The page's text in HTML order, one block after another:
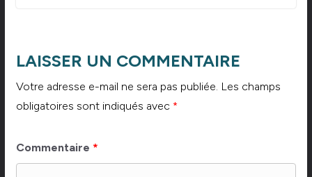
LAISSER UN COMMENTAIRE
Votre adresse e-mail ne sera pas publiée. Les champs
obligatoires sont indiqués avec *
Commentaire *